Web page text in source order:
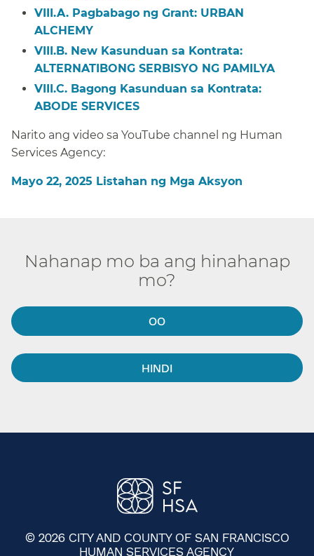
VIII.A. Pagbabago ng Grant: URBAN
ALCHEMY
VIII.B. New Kasunduan sa Kontrata:
ALTERNATIBONG SERBISYO NG PAMILYA
VIII.C. Bagong Kasunduan sa Kontrata:
ABODE SERVICES
Narito ang video sa YouTube channel ng Human
Services Agency:​​
Mayo 22, 2025 Listahan ng Mga Aksyon​​
Nahanap mo ba ang hinahanap
mo?​​
OO​​
HINDI​​
© 2026 CITY AND COUNTY OF SAN FRANCISCO
HUMAN SERVICES AGENCY